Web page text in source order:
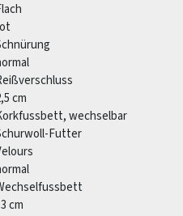
cm
wechselbar
Futter
cm